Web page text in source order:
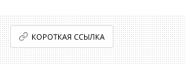
КОРОТКАЯ ССЫЛКА